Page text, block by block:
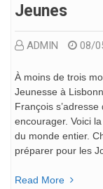
Jeunes
ADMIN 08/
À moins de trois
Jeunesse à
François
encourager. Voici
du monde entier.
préparer pour les
Read More